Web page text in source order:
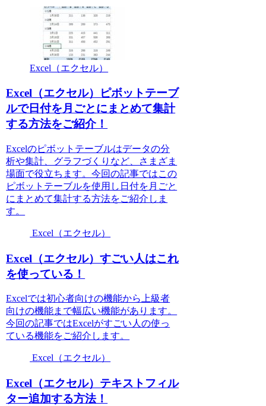
Excel（エクセル）
Excel（エクセル）ピボットテーブ
ルで日付を月ごとにまとめて集計
する方法をご紹介！
Excelのピボットテーブルはデータの分
析や集計、グラフづくりなど、さまざま
場面で役立ちます。今回の記事ではこの
ピボットテーブルを使用し日付を月ごと
にまとめて集計する方法をご紹介しま
す。
Excel（エクセル）
Excel（エクセル）すごい人はこれ
を使っている！
Excelでは初心者向けの機能から上級者
向けの機能まで幅広い機能があります。
今回の記事ではExcelがすごい人の使っ
ている機能をご紹介します。
Excel（エクセル）
Excel（エクセル）テキストフィル
ター追加する方法！